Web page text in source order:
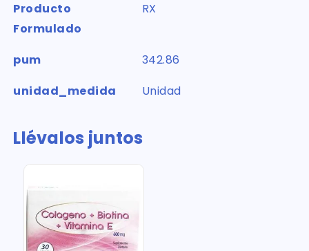
Producto
Formulado
RX
pum
342.86
unidad_medida
Unidad
Llévalos juntos